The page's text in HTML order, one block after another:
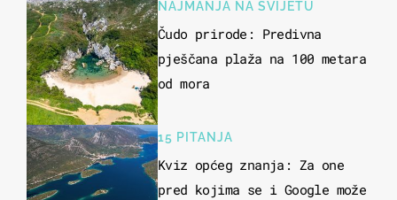
NAJMANJA NA SVIJETU
Čudo prirode: Predivna
pješčana plaža na 100 metara
od mora
15 PITANJA
Kviz općeg znanja: Za one
pred kojima se i Google može